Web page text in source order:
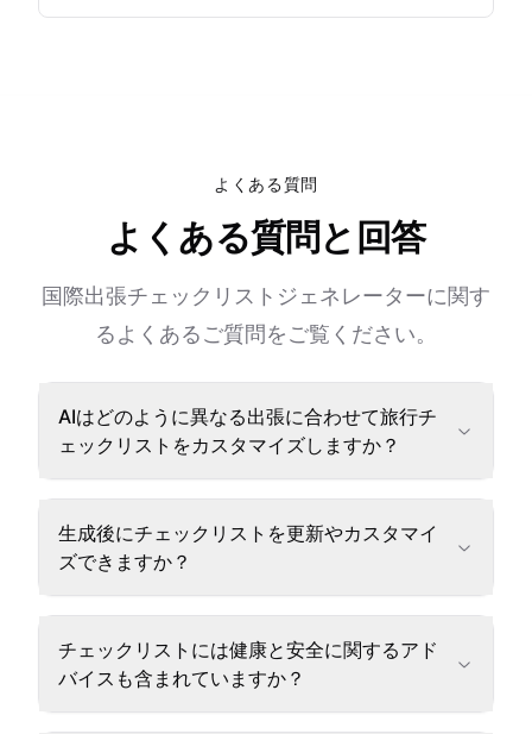
よくある質問
よくある質問と回答
国際出張チェックリストジェネレーターに関す
るよくあるご質問をご覧ください。
AIはどのように異なる出張に合わせて旅行チ
ェックリストをカスタマイズしますか？
生成後にチェックリストを更新やカスタマイ
ズできますか？
チェックリストには健康と安全に関するアド
バイスも含まれていますか？